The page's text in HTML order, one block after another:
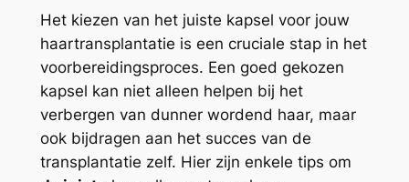
Het kiezen van het juiste kapsel voor jouw
haartransplantatie is een cruciale stap in het
voorbereidingsproces. Een goed gekozen
kapsel kan niet alleen helpen bij het
verbergen van dunner wordend haar, maar
ook bijdragen aan het succes van de
transplantatie zelf. Hier zijn enkele tips om